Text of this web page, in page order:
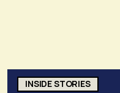
INSIDE STORIES